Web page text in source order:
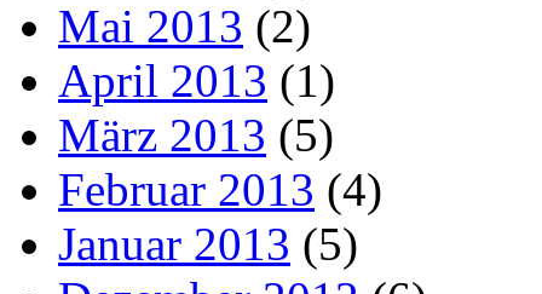
Mai 2013 (2)
April 2013 (1)
März 2013 (5)
Februar 2013 (4)
Januar 2013 (5)